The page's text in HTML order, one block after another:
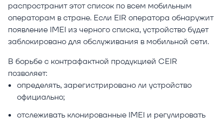
распространит этот список по всем мобильным
операторам в стране. Если EIR оператора обнаружит
появление IMEI из черного списка, устройство будет
заблокировано для обслуживания в мобильной сети.
В борьбе с контрафактной продукцией CEIR
позволяет:
определять, зарегистрировано ли устройство
официально;
отслеживать клонированные IMEI и регулировать